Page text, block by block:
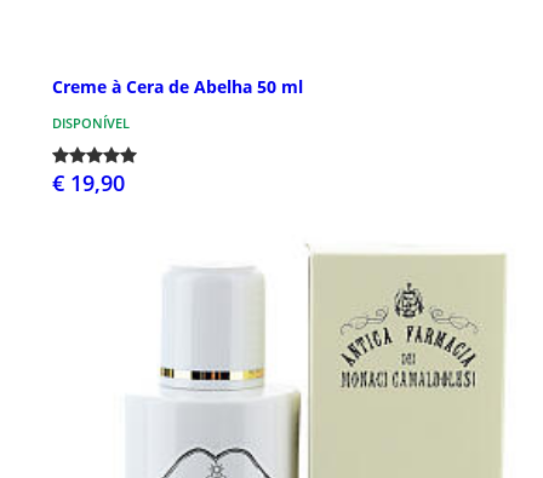
Creme à Cera de Abelha 50 ml
DISPONÍVEL
€ 19,90